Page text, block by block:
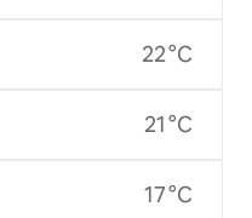
22 °C
21 °C
17 °C